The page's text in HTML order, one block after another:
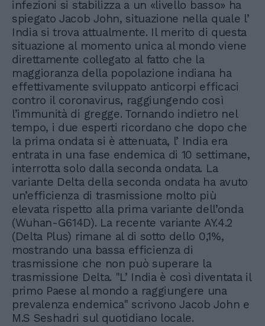
infezioni si stabilizza a un «livello basso» ha
spiegato Jacob John, situazione nella quale l’
India si trova attualmente. Il merito di questa
situazione al momento unica al mondo viene
direttamente collegato al fatto che la
maggioranza della popolazione indiana ha
effettivamente sviluppato anticorpi efficaci
contro il coronavirus, raggiungendo così
l’immunità di gregge. Tornando indietro nel
tempo, i due esperti ricordano che dopo che
la prima ondata si è attenuata, l’ India era
entrata in una fase endemica di 10 settimane,
interrotta solo dalla seconda ondata. La
variante Delta della seconda ondata ha avuto
un’efficienza di trasmissione molto più
elevata rispetto alla prima variante dell’onda
(Wuhan-G614D). La recente variante AY.4.2
(Delta Plus) rimane al di sotto dello 0,1%,
mostrando una bassa efficienza di
trasmissione che non può superare la
trasmissione Delta. "L’ India è così diventata il
primo Paese al mondo a raggiungere una
prevalenza endemica" scrivono Jacob John e
M.S Seshadri sul quotidiano locale.